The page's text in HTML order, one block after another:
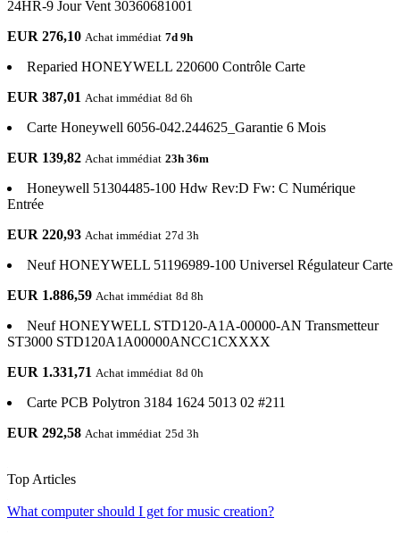
24HR-9 Jour Vent 30360681001
EUR 276,10 Achat immédiat 7d 9h
Reparied HONEYWELL 220600 Contrôle Carte
EUR 387,01 Achat immédiat 8d 6h
Carte Honeywell 6056-042.244625_Garantie 6 Mois
EUR 139,82 Achat immédiat 23h 36m
Honeywell 51304485-100 Hdw Rev:D Fw: C Numérique
Entrée
EUR 220,93 Achat immédiat 27d 3h
Neuf HONEYWELL 51196989-100 Universel Régulateur Carte
EUR 1.886,59 Achat immédiat 8d 8h
Neuf HONEYWELL STD120-A1A-00000-AN Transmetteur
ST3000 STD120A1A00000ANCC1CXXXX
EUR 1.331,71 Achat immédiat 8d 0h
Carte PCB Polytron 3184 1624 5013 02 #211
EUR 292,58 Achat immédiat 25d 3h
Top Articles
What computer should I get for music creation?